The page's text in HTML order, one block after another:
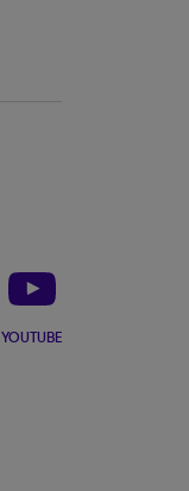
YOUTUBE